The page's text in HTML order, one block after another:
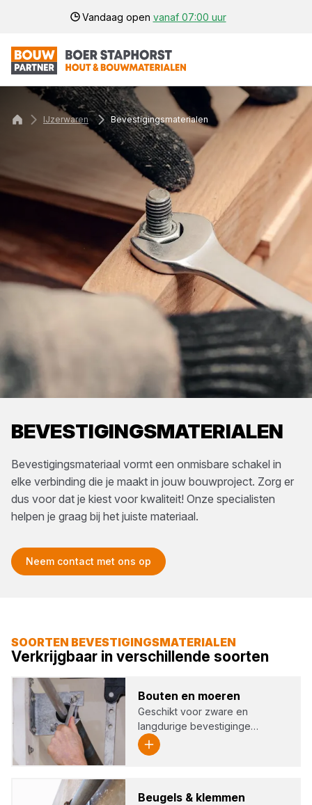
Vandaag open vanaf 07:00 uur
BEVESTIGINGSMATERIALEN
Bevestigingsmateriaal vormt een onmisbare schakel in
elke verbinding die je maakt in jouw bouwproject. Zorg er
dus voor dat je kiest voor kwaliteit! Onze specialisten
helpen je graag bij het juiste materiaal.
Neem contact met ons op
IJzerwaren Bevestigingsmaterialen
SOORTEN BEVESTIGINGSMATERIALEN
Verkrijgbaar in verschillende soorten
Bou­ten en moe­ren
Geschikt voor zware en
langdurige bevestiginge…
Beu­gels & klem­men